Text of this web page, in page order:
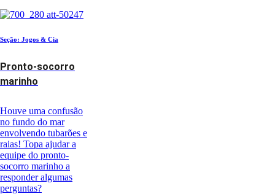
Seção: Jogos & Cia
Pronto-socorro
marinho
Houve uma confusão
no fundo do mar
envolvendo tubarões e
raias! Topa ajudar a
equipe do pronto-
socorro marinho a
responder algumas
perguntas?